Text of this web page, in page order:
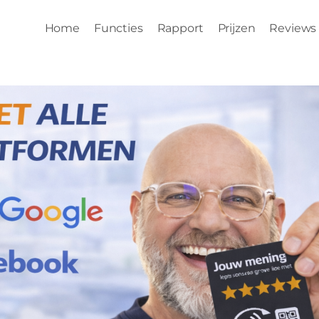
Home Functies Rapport Prijzen Reviews